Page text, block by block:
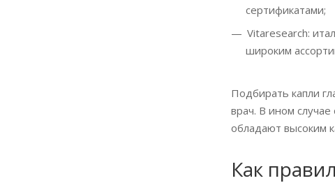
сертификатами;
Vitaresearch:
широким
Подбирать капли
врач. В ином
обладают высоким
Как